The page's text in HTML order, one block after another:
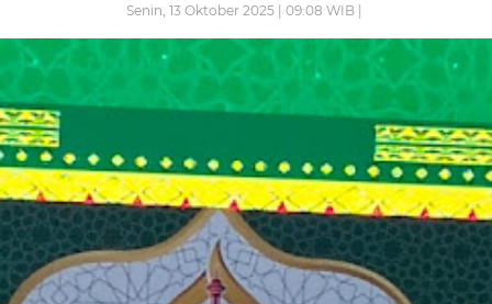
Senin, 13 Oktober 2025 | 09:08 WIB |